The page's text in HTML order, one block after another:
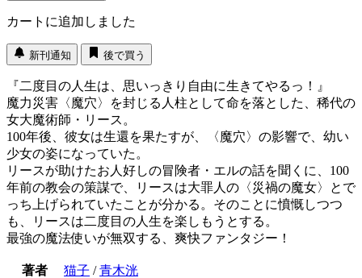
カートに追加しました
新刊通知 後で買う
『二度目の人生は、思いっきり自由に生きてやるっ！』
魔力災害〈魔穴〉を封じる人柱として命を落とした、稀代の
女大魔術師・リース。
100年後、彼女は生還を果たすが、〈魔穴〉の影響で、幼い
少女の姿になっていた。
リースが助けたお人好しの冒険者・エルの話を聞くに、100
年前の教会の策謀で、リースは大罪人の〈災禍の魔女〉とで
っち上げられていたことが分かる。そのことに憤慨しつつ
も、リースは二度目の人生を楽しもうとする。
最強の魔法使いが無双する、爽快ファンタジー！
著者 猫子 /青木洸